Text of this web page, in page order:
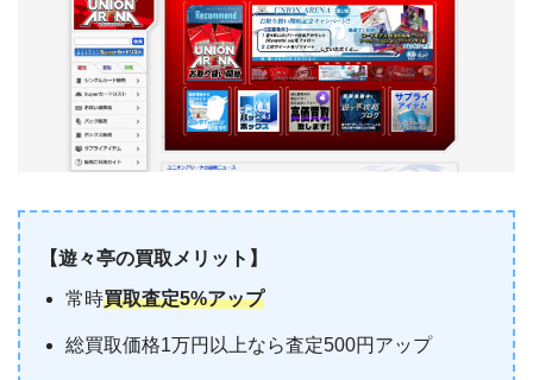
【遊々亭の買取メリット】
常時買取査定5%アップ
総買取価格1万円以上なら査定500円アップ